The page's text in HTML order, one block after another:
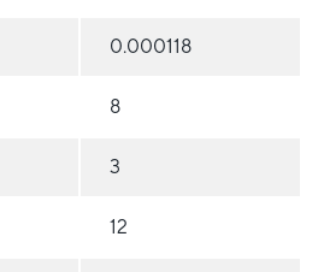
0.000118
8
3
12